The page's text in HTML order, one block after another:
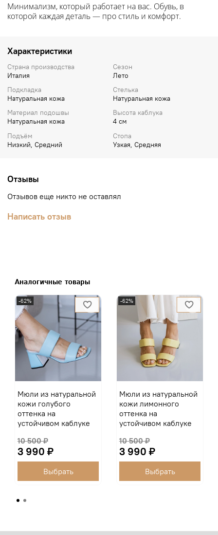
Минимализм, который работает на вас. Обувь, в
которой каждая деталь — про стиль и комфорт.
Характеристики
Страна производства
Италия
Сезон
Лето
Подкладка
Натуральная кожа
Стелька
Натуральная кожа
Материал подошвы
Натуральная кожа
Высота каблука
4 см
Подъём
Низкий, Средний
Стопа
Узкая, Средняя
Отзывы
Отзывов еще никто не оставлял
Написать отзыв
Аналогичные товары
-62%
Мюли из натуральной
кожи голубого
оттенка на
устойчивом каблуке
10 500 ₽
3 990 ₽
Выбрать
-62%
Мюли из натуральной
кожи лимонного
оттенка на
устойчивом каблуке
10 500 ₽
3 990 ₽
Выбрать